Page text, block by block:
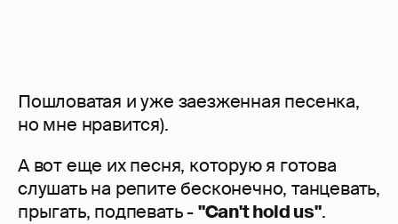
Пошловатая и уже заезженная песенка,
но мне нравится).
А вот еще их песня, которую я готова
слушать на репите бесконечно, танцевать,
прыгать, подпевать -"Can't hold us".